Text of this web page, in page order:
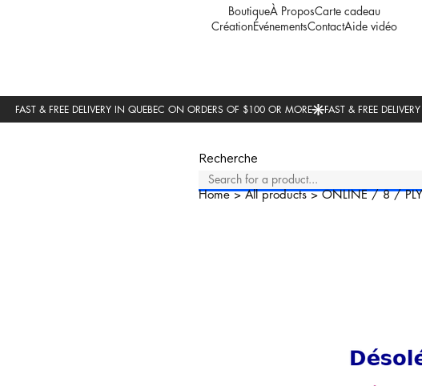
BoutiqueÀ ProposCarte cadeau
CréationÉvénementsContactAide vidéo
Recherche
Home>All products>ONLINE / 8 / PLY